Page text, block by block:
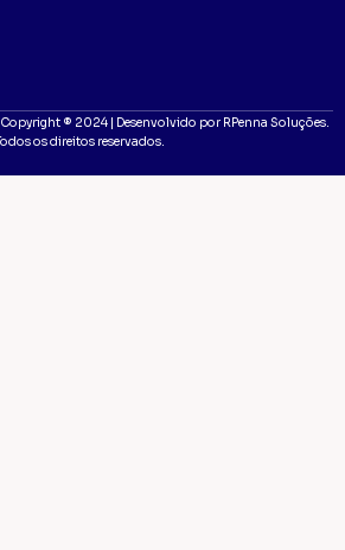
Copyright ® 2024 | Desenvolvido por RPenna Soluções.
os direitos reservados.